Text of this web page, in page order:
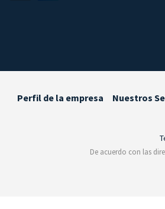
Perfil de la empresa Nuestros
De acuerdo con las